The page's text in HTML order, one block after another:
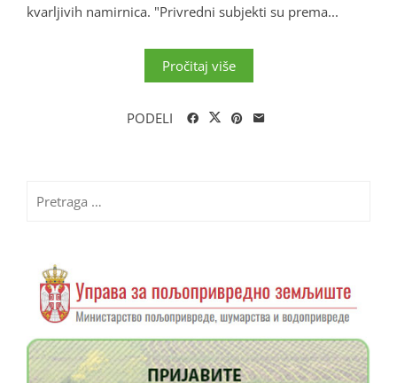
kvarljivih namirnica. "Privredni subjekti su prema...
Pročitaj više
PODELI
za: